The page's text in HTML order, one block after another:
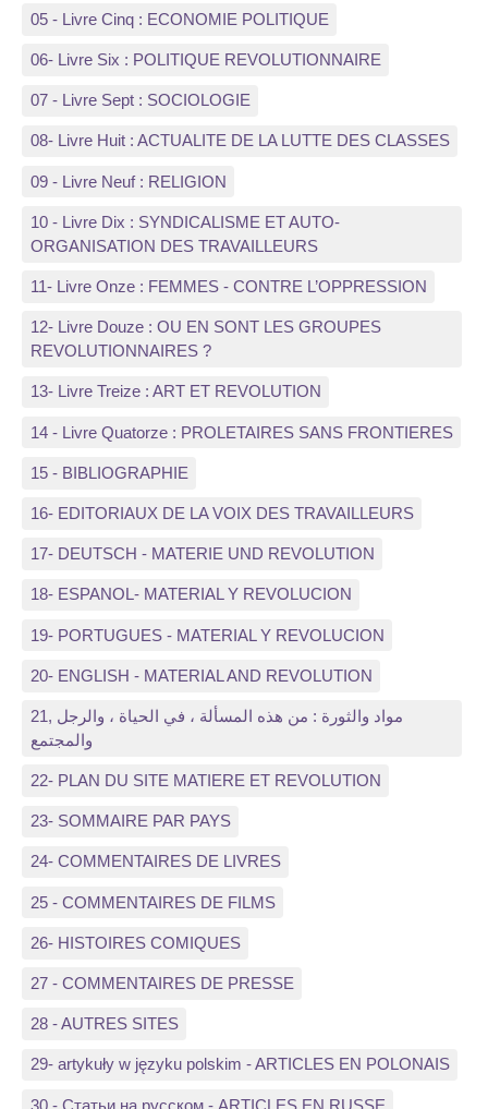
05 - Livre Cinq : ECONOMIE POLITIQUE
06- Livre Six : POLITIQUE REVOLUTIONNAIRE
07 - Livre Sept : SOCIOLOGIE
08- Livre Huit : ACTUALITE DE LA LUTTE DES CLASSES
09 - Livre Neuf : RELIGION
10 - Livre Dix : SYNDICALISME ET AUTO-
ORGANISATION DES TRAVAILLEURS
11- Livre Onze : FEMMES - CONTRE L’OPPRESSION
12- Livre Douze : OU EN SONT LES GROUPES
REVOLUTIONNAIRES ?
13- Livre Treize : ART ET REVOLUTION
14 - Livre Quatorze : PROLETAIRES SANS FRONTIERES
15 - BIBLIOGRAPHIE
16- EDITORIAUX DE LA VOIX DES TRAVAILLEURS
17- DEUTSCH - MATERIE UND REVOLUTION
18- ESPANOL- MATERIAL Y REVOLUCION
19- PORTUGUES - MATERIAL Y REVOLUCION
20- ENGLISH - MATERIAL AND REVOLUTION
21, مواد والثورة : من هذه المسألة ، في الحياة ، والرجل
والمجتمع
22- PLAN DU SITE MATIERE ET REVOLUTION
23- SOMMAIRE PAR PAYS
24- COMMENTAIRES DE LIVRES
25 - COMMENTAIRES DE FILMS
26- HISTOIRES COMIQUES
27 - COMMENTAIRES DE PRESSE
28 - AUTRES SITES
29- artykuły w języku polskim - ARTICLES EN POLONAIS
30 - Статьи на русском - ARTICLES EN RUSSE